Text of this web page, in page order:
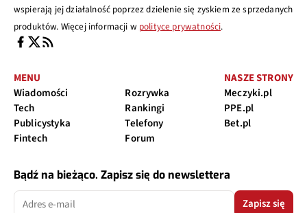
wspierają jej działalność poprzez dzielenie się zyskiem ze sprzedanych
produktów. Więcej informacji w polityce prywatności.
MENU
Wiadomości
Tech
Publicystyka
Fintech
Rozrywka
Rankingi
Telefony
Forum
NASZE STRONY
Meczyki.pl
PPE.pl
Bet.pl
Bądź na bieżąco. Zapisz się do newslettera
Zapisz się